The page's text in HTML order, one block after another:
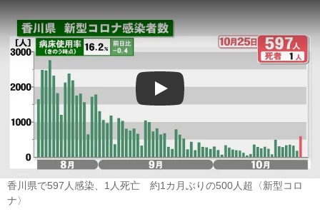
Play
香川県で597人感染、1人死亡 約1カ月ぶりの500人超〈新型コロ
ナ〉